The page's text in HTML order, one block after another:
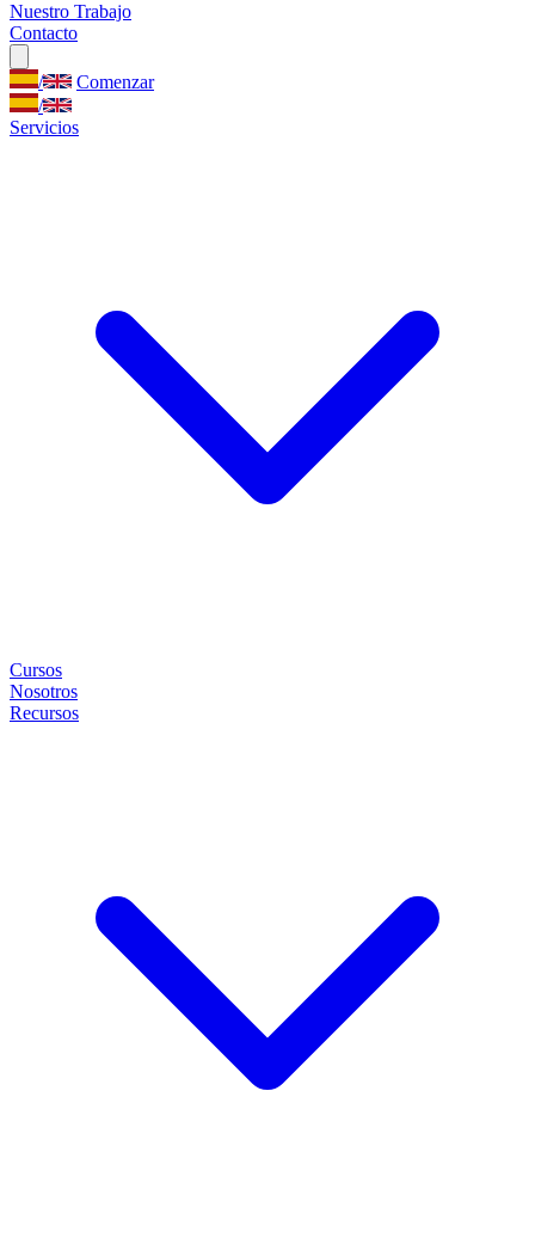
Nuestro Trabajo
Contacto
/
Comenzar
/
Servicios
Cursos
Nosotros
Recursos